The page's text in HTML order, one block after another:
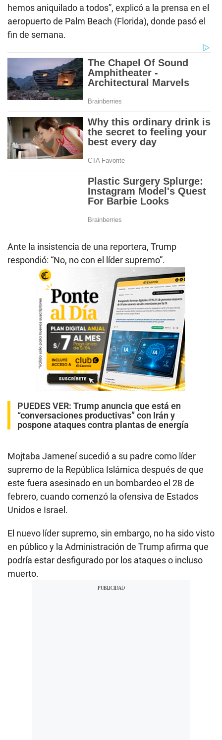
hemos aniquilado a todos”, explicó a la prensa en el
aeropuerto de Palm Beach (Florida), donde pasó el
fin de semana.
Ante la insistencia de una reportera, Trump
respondió: “No, no con el líder supremo”.
PUEDES VER: Trump anuncia que está en
“conversaciones productivas” con Irán y
pospone ataques contra plantas de energía
Mojtaba Jameneí sucedió a su padre como líder
supremo de la República Islámica después de que
este fuera asesinado en un bombardeo el 28 de
febrero, cuando comenzó la ofensiva de Estados
Unidos e Israel.
El nuevo líder supremo, sin embargo, no ha sido visto
en público y la Administración de Trump afirma que
podría estar desfigurado por los ataques o incluso
muerto.